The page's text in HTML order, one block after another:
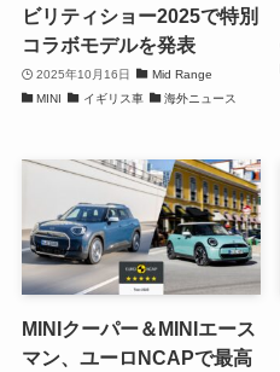
ビリティショー2025で特別
コラボモデルを発表
2025年10月16日
Mid Range
MINI
イギリス車 海外ニュース
MINIクーパー＆MINIエース
マン、ユーロNCAPで最高